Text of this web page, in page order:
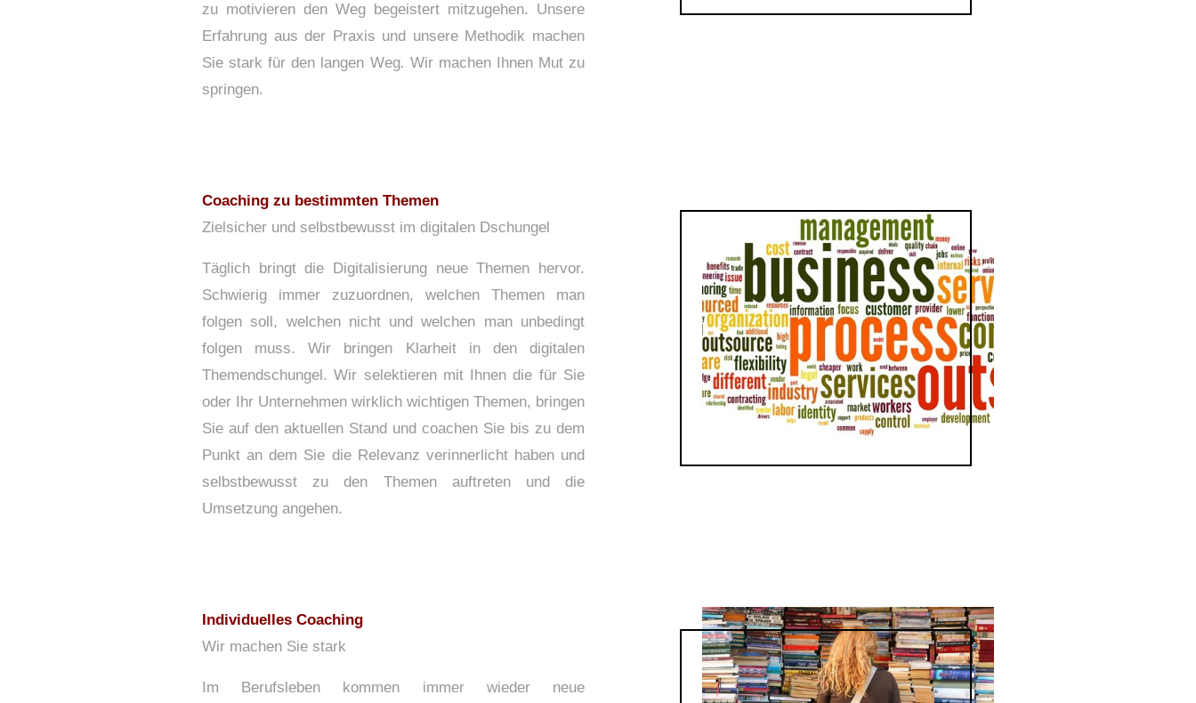
zu motivieren den Weg begeistert mitzugehen. Unsere
Erfahrung aus der Praxis und unsere Methodik machen
Sie stark für den langen Weg. Wir machen Ihnen Mut zu
springen.
Coaching zu bestimmten Themen
Zielsicher und selbstbewusst im digitalen Dschungel
Täglich bringt die Digitalisierung neue Themen hervor.
Schwierig immer zuzuordnen, welchen Themen man
folgen soll, welchen nicht und welchen man unbedingt
folgen muss. Wir bringen Klarheit in den digitalen
Themendschungel. Wir selektieren mit Ihnen die für Sie
oder Ihr Unternehmen wirklich wichtigen Themen, bringen
Sie auf den aktuellen Stand und coachen Sie bis zu dem
Punkt an dem Sie die Relevanz verinnerlicht haben und
selbstbewusst zu den Themen auftreten und die
Umsetzung angehen.
Individuelles Coaching
Wir machen Sie stark
Im Berufsleben kommen immer wieder neue